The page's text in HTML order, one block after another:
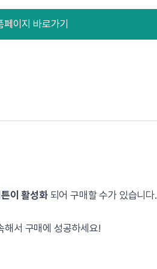
이지 바로가기
이 활성화되어 구매할 수가 있습니다.
해서 구매에 성공하세요!